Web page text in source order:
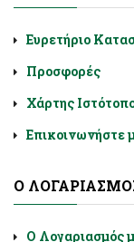
Ευρετήριο
Προσφορές
Χάρτης
Επικοινωνήστε
Ο
Ο Λογαριασμός